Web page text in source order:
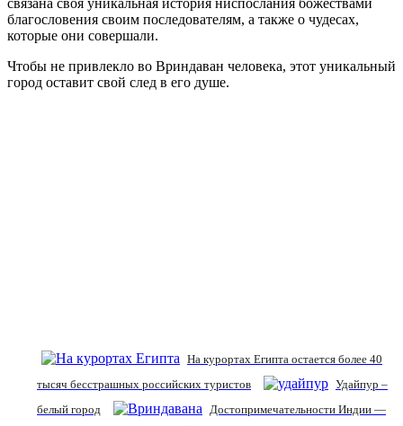
благословения своим последователям, а также о чудесах,
которые они совершали.
Чтобы не привлекло во Вриндаван человека, этот уникальный
город оставит свой след в его душе.
На курортах Египта остается более 40
тысяч бесстрашных российских туристов
Удайпур –
белый город
Достопримечательности Индии —